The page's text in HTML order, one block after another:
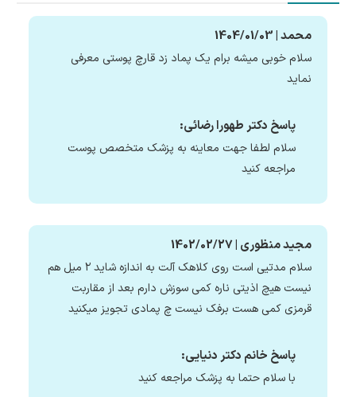
محمد | 1404/01/03
سلام خوبی میشه برام یک پماد زد قارچ پوستی معرفی
نماید
پاسخ دکتر طهورا رضائی:
سلام لطفا جهت معاینه به پزشک متخصص پوست
مراجعه کنید
مجید منظوری | 1402/02/27
سلام مدتیی است روی کلاهک آلت به اندازه شاید ۲ میل هم
نیست هیچ اذیتی ناره کمی سوزش دارم بعد از مقاربت
قرمزی کمی هست برفک نیست چ پمادی تجویز میکنید
پاسخ خانم دکتر دنیایی:
با سلام حتما به پزشک مراجعه کنید